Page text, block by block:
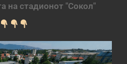
на стадионот "Сокол"